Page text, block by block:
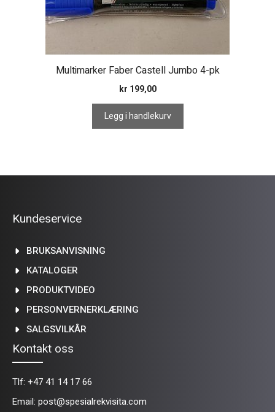
Multimarker Faber Castell Jumbo 4-pk
kr 199,00
Legg i handlekurv
Kundeservice
BRUKSANVISNING
KATALOGER
PRODUKTVIDEO
PERSONVERNERKLÆRING
SALGSVILKÅR
Kontakt oss
Tlf: +47 41 14 17 66
Email: post@spesialrekvisita.com